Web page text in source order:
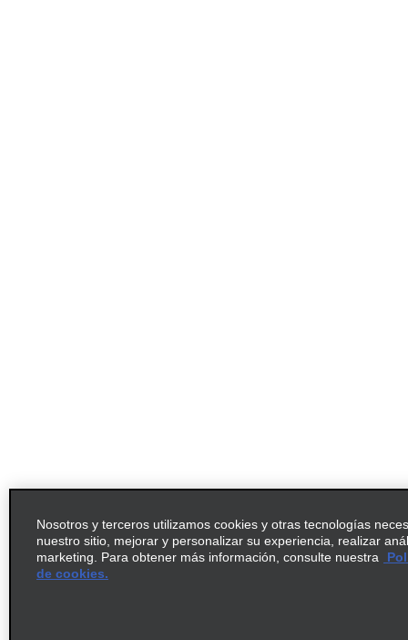
Nosotros y terceros utilizamos cookies y otras tecnologías
nuestro sitio, mejorar y personalizar su experiencia, realizar
marketing. Para obtener más información, consulte nuestra
de cookies.